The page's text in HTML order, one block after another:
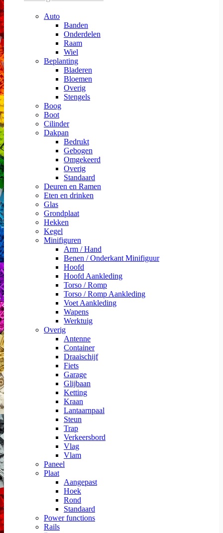
Auto
Banden
Onderdelen
Raam
Wiel
Beplanting
Bladeren
Bloemen
Overig
Stengels
Boog
Boot
Cilinder
Dakpan
Bedrukt
Gebogen
Omgekeerd
Overig
Standaard
Deuren en Ramen
Eten en drinken
Glas
Grondplaat
Hekken
Kegel
Minifiguren
Arm / Hand
Benen / Onderkant Minifiguur
Hoofd
Hoofd Aankleding
Torso / Romp
Torso / Romp Aankleding
Voet Aankleding
Wapens
Werktuig
Overig
Antenne
Container
Draaischijf
Fiets
Garage
Glijbaan
Ketting
Kraan
Lantaarnpaal
Steun
Trap
Verkeersbord
Vlag
Vlam
Paneel
Plaat
Aangepast
Hoek
Rond
Standaard
Power functions
Rails